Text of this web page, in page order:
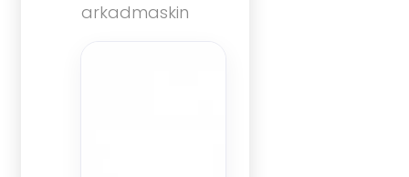
arkadmaskin